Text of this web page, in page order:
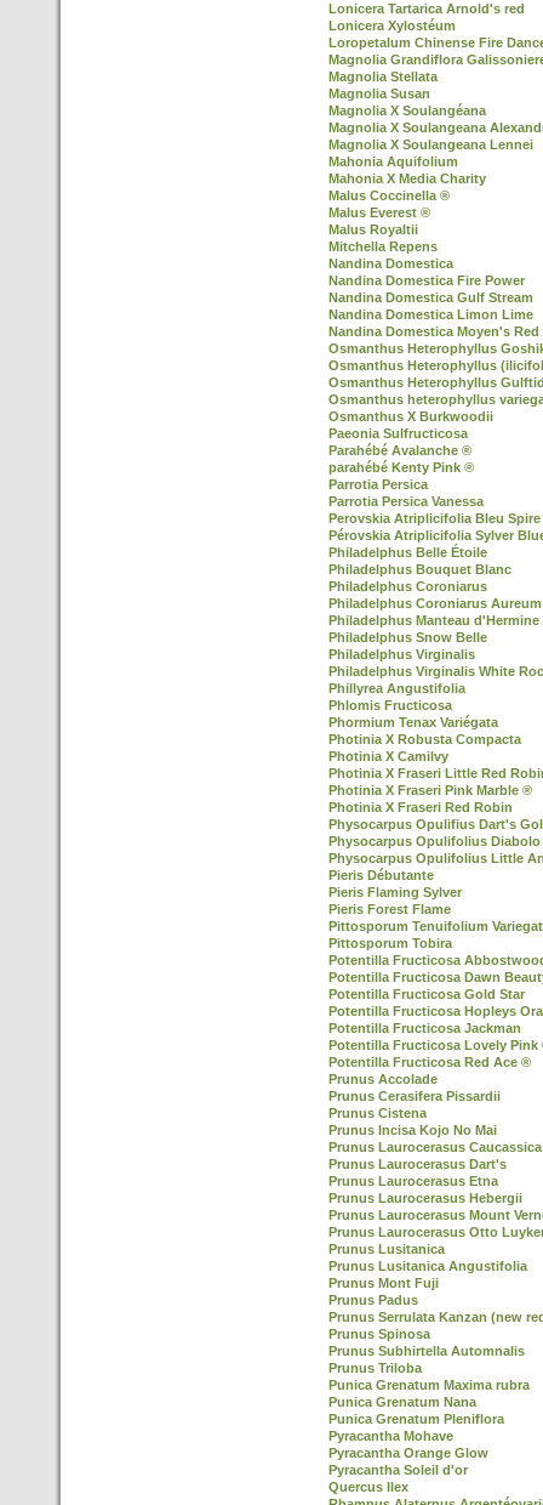
Lonicera Tartarica Arnold's red
Lonicera Xylostéum
Loropetalum Chinense Fire
Magnolia Grandiflora
Magnolia Stellata
Magnolia Susan
Magnolia X Soulangéana
Magnolia X Soulangeana
Magnolia X Soulangeana Lennei
Mahonia Aquifolium
Mahonia X Media Charity
Malus Coccinella ®
Malus Everest ®
Malus Royaltii
Mitchella Repens
Nandina Domestica
Nandina Domestica Fire Power
Nandina Domestica Gulf Stream
Nandina Domestica Limon Lime
Nandina Domestica Moyen's Red
Osmanthus Heterophyllus
Osmanthus Heterophyllus
Osmanthus Heterophyllus
Osmanthus heterophyllus
Osmanthus X Burkwoodii
Paeonia Sulfructicosa
Parahébé Avalanche ®
parahébé Kenty Pink ®
Parrotia Persica
Parrotia Persica Vanessa
Perovskia Atriplicifolia Bleu Spire
Pérovskia Atriplicifolia Sylver
Philadelphus Belle Étoile
Philadelphus Bouquet Blanc
Philadelphus Coroniarus
Philadelphus Coroniarus Aureum
Philadelphus Manteau d'Hermine
Philadelphus Snow Belle
Philadelphus Virginalis
Philadelphus Virginalis White
Phillyrea Angustifolia
Phlomis Fructicosa
Phormium Tenax Variégata
Photinia X Robusta Compacta
Photinia X Camilvy
Photinia X Fraseri Little Red
Photinia X Fraseri Pink Marble ®
Photinia X Fraseri Red Robin
Physocarpus Opulifius Dart's
Physocarpus Opulifolius Diabolo
Physocarpus Opulifolius Little
Pieris Débutante
Pieris Flaming Sylver
Pieris Forest Flame
Pittosporum Tenuifolium
Pittosporum Tobira
Potentilla Fructicosa
Potentilla Fructicosa Dawn
Potentilla Fructicosa Gold Star
Potentilla Fructicosa Hopleys
Potentilla Fructicosa Jackman
Potentilla Fructicosa Lovely Pink
Potentilla Fructicosa Red Ace ®
Prunus Accolade
Prunus Cerasifera Pissardii
Prunus Cistena
Prunus Incisa Kojo No Mai
Prunus Laurocerasus Caucassica
Prunus Laurocerasus Dart's
Prunus Laurocerasus Etna
Prunus Laurocerasus Hebergii
Prunus Laurocerasus Mount
Prunus Laurocerasus Otto
Prunus Lusitanica
Prunus Lusitanica Angustifolia
Prunus Mont Fuji
Prunus Padus
Prunus Serrulata Kanzan (new
Prunus Spinosa
Prunus Subhirtella Automnalis
Prunus Triloba
Punica Grenatum Maxima rubra
Punica Grenatum Nana
Punica Grenatum Pleniflora
Pyracantha Mohave
Pyracantha Orange Glow
Pyracantha Soleil d'or
Quercus Ilex